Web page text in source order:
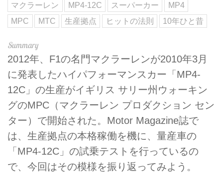
マクラーレン MP4-12C スーパーカー
MP4
MPC
MTC 生産拠点 ヒットの法則 10年ひと昔
2012年、F1の名門マクラーレンが2010年3月
に発表したハイパフォーマンスカー「MP4-
12C」の生産がイギリス サリー州ウォーキン
グのMPC（マクラーレン プロダクション セン
ター）で開始された。Motor Magazine誌で
は、生産拠点の本格稼働を機に、量産車の
「MP4-12C」の試乗テストを行っているの
で、今回はその模様を振り返ってみよう。